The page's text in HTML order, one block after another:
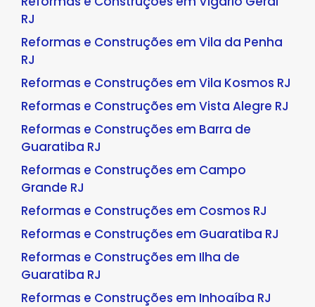
RJ
Reformas e Construções em Vila da Penha
RJ
Reformas e Construções em Vila Kosmos RJ
Reformas e Construções em Vista Alegre RJ
Reformas e Construções em Barra de
Guaratiba RJ
Reformas e Construções em Campo
Grande RJ
Reformas e Construções em Cosmos RJ
Reformas e Construções em Guaratiba RJ
Reformas e Construções em Ilha de
Guaratiba RJ
Reformas e Construções em Inhoaíba RJ